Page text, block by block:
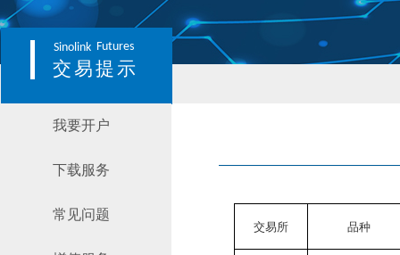
Sinolink Futures
交易提示
我要开户
下载服务
常见问题
交易所 品种